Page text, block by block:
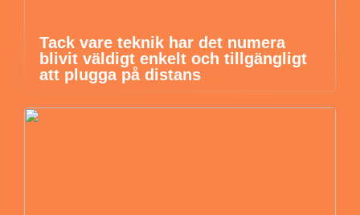
Tack vare teknik har det numera
blivit väldigt enkelt och tillgängligt
att plugga på distans